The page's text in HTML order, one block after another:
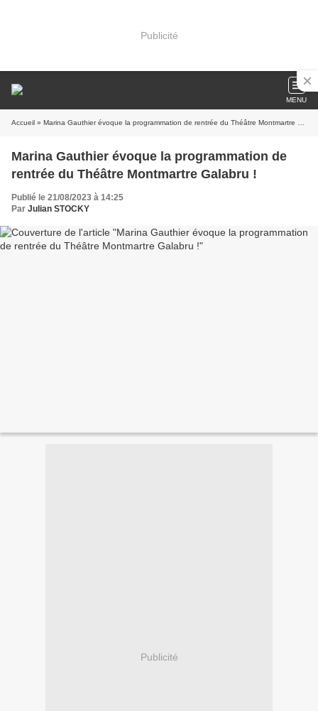
Publicité
MENU
Accueil » Marina Gauthier évoque la programmation de rentrée du Théâtre Montmartre Galabru !
Marina Gauthier évoque la programmation de
rentrée du Théâtre Montmartre Galabru !
Publié le 21/08/2023 à 14:25
Par Julian STOCKY
Publicité